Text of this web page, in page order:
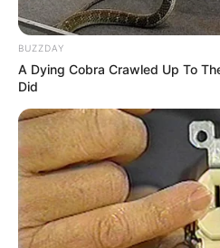
BUZZDAY
A Dying Cobra Crawled Up To
Did